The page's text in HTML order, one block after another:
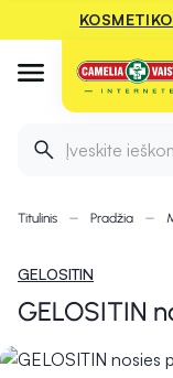
Įveskite
Titulinis Pradžia
GELOSITIN
GELOSITIN